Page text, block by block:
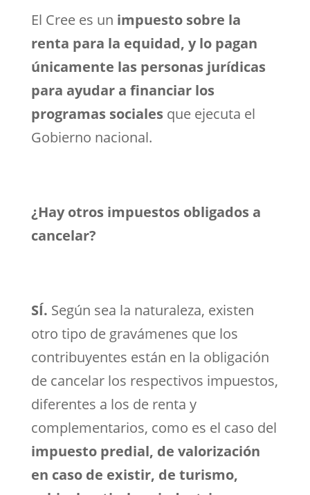
El Cree es un impuesto sobre la
renta para la equidad, y lo pagan
únicamente las personas jurídicas
para ayudar a financiar los
programas socialesque ejecuta el
Gobierno nacional.
¿Hay otros impuestos obligados a
cancelar?
SÍ. Según sea la naturaleza, existen
otro tipo de gravámenes que los
contribuyentes están en la obligación
de cancelar los respectivos impuestos,
diferentes a los de renta y
complementarios, como es el caso del
impuesto predial, de valorización
en caso de existir, de turismo,